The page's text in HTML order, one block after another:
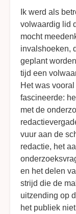
Ik werd als
volwaardig lid
mocht
invalshoeken,
geplant
tijd een
Het was
fascineerde:
met de
vuur aan de
redactie, het
en het delen
strijd die de
uitzending op
het publiek